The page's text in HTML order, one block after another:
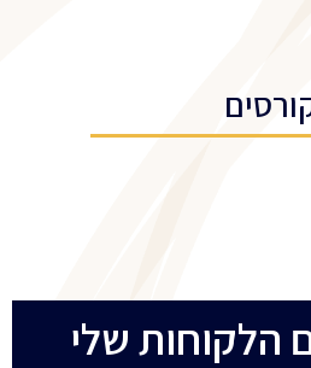
הלקוחות שלי